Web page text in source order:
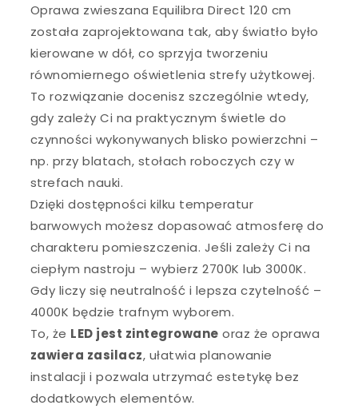
Oprawa zwieszana Equilibra Direct 120 cm
została zaprojektowana tak, aby światło było
kierowane w dół, co sprzyja tworzeniu
równomiernego oświetlenia strefy użytkowej.
To rozwiązanie docenisz szczególnie wtedy,
gdy zależy Ci na praktycznym świetle do
czynności wykonywanych blisko powierzchni –
np. przy blatach, stołach roboczych czy w
strefach nauki.
Dzięki dostępności kilku temperatur
barwowych możesz dopasować atmosferę do
charakteru pomieszczenia. Jeśli zależy Ci na
ciepłym nastroju – wybierz 2700K lub 3000K.
Gdy liczy się neutralność i lepsza czytelność –
4000K będzie trafnym wyborem.
To, że LED jest zintegrowane oraz że oprawa
zawiera zasilacz, ułatwia planowanie
instalacji i pozwala utrzymać estetykę bez
dodatkowych elementów.